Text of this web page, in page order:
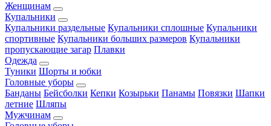
Женщинам
Купальники
Купальники раздельные Купальники сплошные Купальники
спортивные Купальники больших размеров Купальники
пропускающие загар Плавки
Одежда
Туники Шорты и юбки
Головные уборы
Банданы Бейсболки Кепки Козырьки Панамы Повязки Шапки
летние Шляпы
Мужчинам